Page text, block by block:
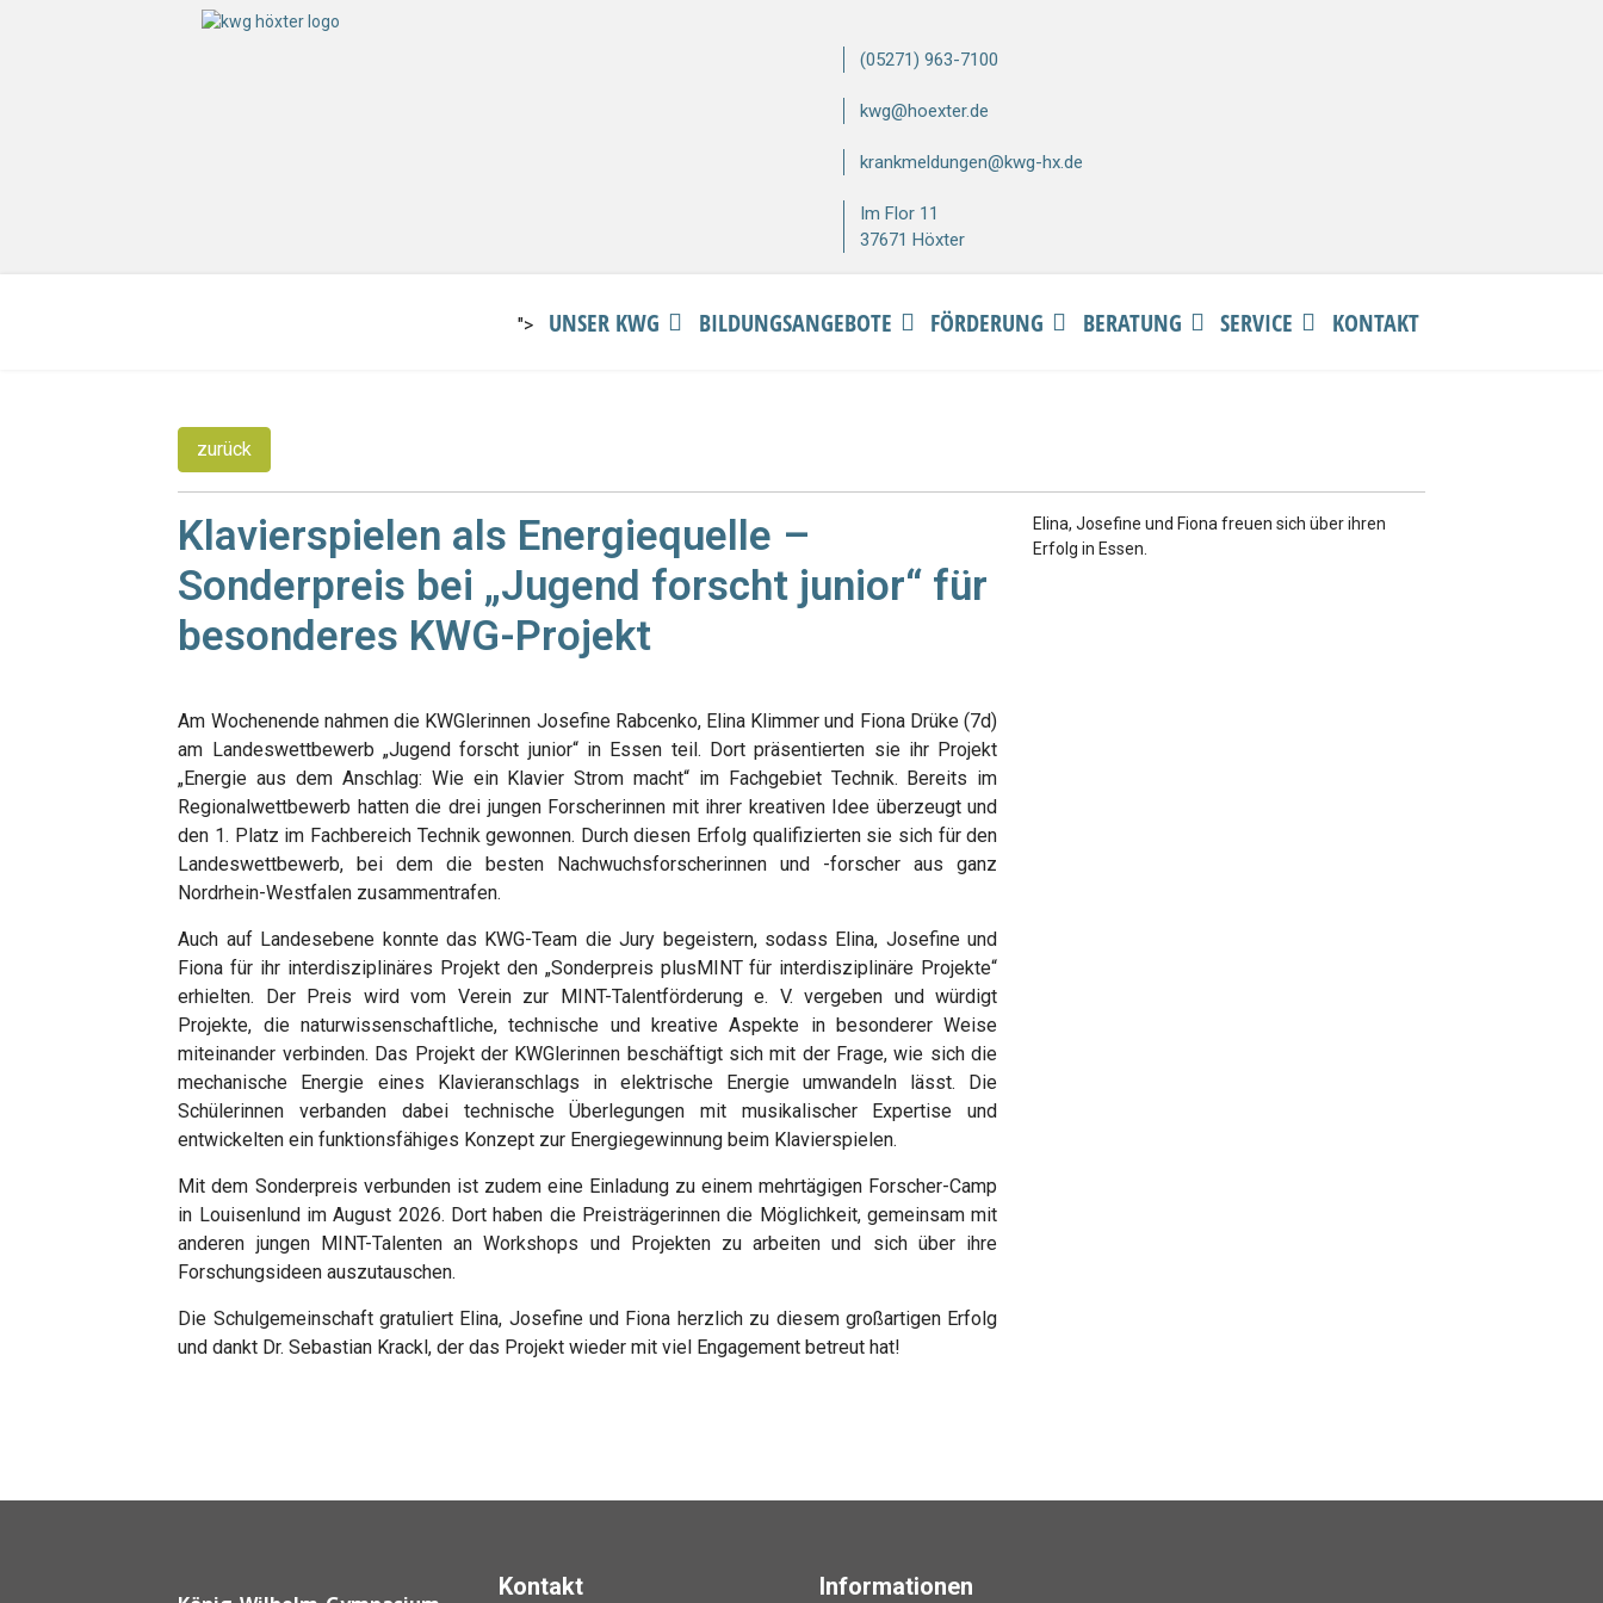
(05271) 963-7100
kwg@hoexter.de
krankmeldungen@kwg-hx.de
Im Flor 11
37671 Höxter
"> UNSER KWG BILDUNGSANGEBOTE FÖRDERUNG BERATUNG SERVICE KONTAKT
zurück
Klavierspielen als Energiequelle –
Sonderpreis bei „Jugend forscht junior“ für
besonderes KWG-Projekt
Am Wochenende nahmen die KWGlerinnen Josefine Rabcenko, Elina Klimmer und Fiona Drüke (7d)
am Landeswettbewerb „Jugend forscht junior“ in Essen teil. Dort präsentierten sie ihr Projekt
„Energie aus dem Anschlag: Wie ein Klavier Strom macht“ im Fachgebiet Technik. Bereits im
Regionalwettbewerb hatten die drei jungen Forscherinnen mit ihrer kreativen Idee überzeugt und
den 1. Platz im Fachbereich Technik gewonnen. Durch diesen Erfolg qualifizierten sie sich für den
Landeswettbewerb, bei dem die besten Nachwuchsforscherinnen und -forscher aus ganz
Nordrhein-Westfalen zusammentrafen.
Auch auf Landesebene konnte das KWG-Team die Jury begeistern, sodass Elina, Josefine und
Fiona für ihr interdisziplinäres Projekt den „Sonderpreis plusMINT für interdisziplinäre Projekte“
erhielten. Der Preis wird vom Verein zur MINT-Talentförderung e. V. vergeben und würdigt
Projekte, die naturwissenschaftliche, technische und kreative Aspekte in besonderer Weise
miteinander verbinden. Das Projekt der KWGlerinnen beschäftigt sich mit der Frage, wie sich die
mechanische Energie eines Klavieranschlags in elektrische Energie umwandeln lässt. Die
Schülerinnen verbanden dabei technische Überlegungen mit musikalischer Expertise und
entwickelten ein funktionsfähiges Konzept zur Energiegewinnung beim Klavierspielen.
Mit dem Sonderpreis verbunden ist zudem eine Einladung zu einem mehrtägigen Forscher-Camp
in Louisenlund im August 2026. Dort haben die Preisträgerinnen die Möglichkeit, gemeinsam mit
anderen jungen MINT-Talenten an Workshops und Projekten zu arbeiten und sich über ihre
Forschungsideen auszutauschen.
Die Schulgemeinschaft gratuliert Elina, Josefine und Fiona herzlich zu diesem großartigen Erfolg
und dankt Dr. Sebastian Krackl, der das Projekt wieder mit viel Engagement betreut hat!
Elina, Josefine und Fiona freuen sich über ihren
Erfolg in Essen.
Kontakt Informationen